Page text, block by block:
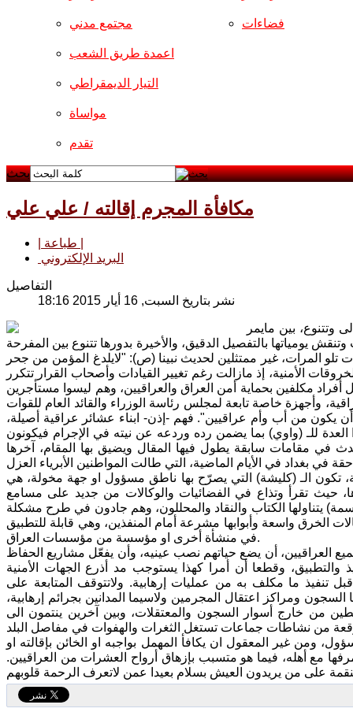
مجتمع مدني فضاءات
اعمدة طريق الشعب
التيار الديمقراطي
مواساة
تقدم
بحث
مكافأة المجرم إقالته / علي علي
البريد الإلكتروني
التفاصيل
نشر بتاريخ السبت, 16 أيار 2015 18:16
وتتنوع، بين مايمر
يومياتها بالتفصيل الدقيق، والأخيرة بدورها تتنوع بين المفرحة
تلو المرات، غير ممتثلين لحديث نبينا (ص): "لايلدغ المؤمن من جحر
الأمنية، إذ مازالت رغم تغيير القيادات وأصحاب القرار تتكرر
مكلفين بحماية أمن العراق والعراقيين، وهم ليسوا مستأجرين
وأجهزة خاصة تابعة لمجلس رئاسة الوزراء والقائد العام للقوات
يكون من أب وأم عراقيين". فهم -إذن- ابناء عشائر عراقية أصيلة،
للـ (واوي) بما يضمن رده وردعه عن نيته في الإجرام فيكونون
في مقامات سابقة يطول فيها المقال ويضيق بها المقام، آخرها
تكون الـ (كليشة) التي يصرّح بها ناطق مسؤول او جهة مخولة، هي
حيث تقرأ وتذاع في الفضائيات والوكالات من جديد على مسامع
يتناولها الكتاب والنقاد والمحللون، وهم جادون في طرح مشكلة
الخرق واسعة وأبوابها مشرعة أمام المنفذين، وهي قابلة للتطبيق
في منشأة أخرى او مؤسسة من مؤسسات العراق.
العراقيين، أن يضع حياتهم نصب عينيه، وأن يفعّل مشاريع الحفاظ
والتطبيق، وقطعا أن أمرا كهذا يستوجب مد أذرع الجهات الأمنية
تنفيذ ما مكلف به من عمليات إرهابية. ولاتتوقف المتابعة على
ومراكز اعتقال المجرمين ولاسيما المدانين بجرائم إرهابية،
من خارج أسوار السجون والمعتقلات، وبين آخرين ينتمون الى
ومن غير المعقول ان يكافأ المهمل بواجبه او الخائن بإقالته او
مع أهله، فيما هو متسبب بإزهاق أرواح العشرات من العراقيين.